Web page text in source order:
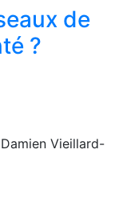
de
?
Damien Vieillard-